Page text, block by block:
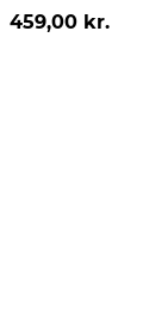
459,00 kr.